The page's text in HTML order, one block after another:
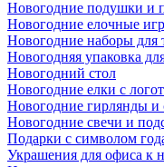
Новогодние подушки и
Новогодние елочные
Новогодние наборы для
Новогодняя упаковка
Новогодний стол
Новогодние елки с
Новогодние гирлянды и
Новогодние свечи и
Подарки с символом
Украшения для офиса к